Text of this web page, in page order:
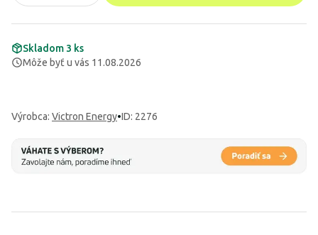
Skladom 3 ks
Môže byť u vás 11.08.2026
Výrobca: Victron Energy•ID: 2276